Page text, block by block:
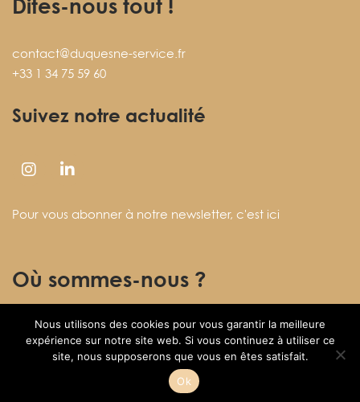
contact@duquesne-service.fr
+33 1 34 75 59 60
Suivez notre actualité
Pour vous abonner à notre newsletter, c'est ici
Où sommes-nous ?
27 rue des Fontenelles
78920 ECQUEVILLY
Nous utilisons des cookies pour vous garantir la meilleure
expérience sur notre site web. Si vous continuez à utiliser ce
site, nous supposerons que vous en êtes satisfait.
Ok